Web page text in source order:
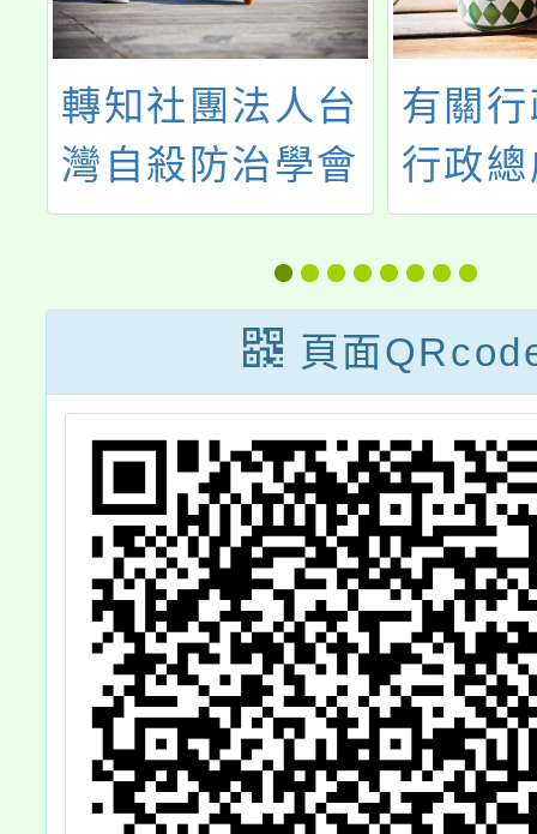
轉知社團法人台
灣自殺防治學會
2023年世界自殺
防治日宣導主
題，請查照。
有關
行政
簡稱
轉勞
別工
第18
頁面